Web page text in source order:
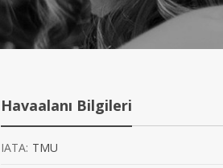
UÇAKLAR
UÇAKLAR
Havaalanı Bilgileri
IATA: TMU